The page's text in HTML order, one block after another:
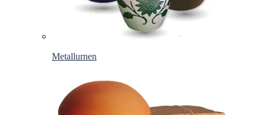
Metallurnen